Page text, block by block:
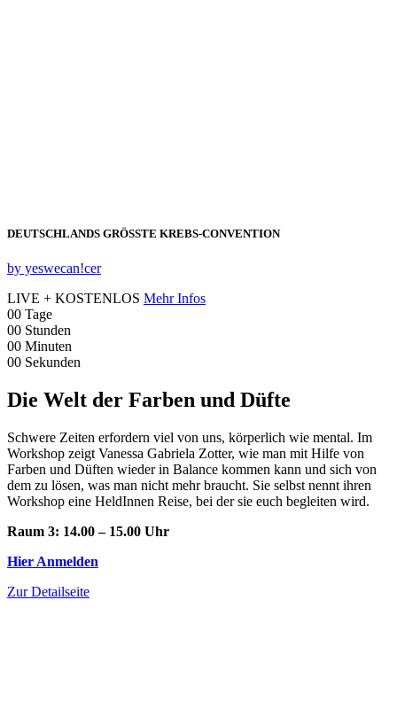
DEUTSCHLANDS GRÖSSTE KREBS‑CONVENTION
by yeswecan!cer
LIVE + KOSTENLOS Mehr Infos
00 Tage
00 Stunden
00 Minuten
00 Sekunden
Die Welt der Farben und Düfte
Schwere Zeiten erfordern viel von uns, körperlich wie mental. Im
Workshop zeigt Vanessa Gabriela Zotter, wie man mit Hilfe von
Farben und Düften wieder in Balance kommen kann und sich von
dem zu lösen, was man nicht mehr braucht. Sie selbst nennt ihren
Workshop eine HeldInnen Reise, bei der sie euch begleiten wird.
Raum 3: 14.00 – 15.00 Uhr
Hier Anmelden
Zur Detailseite